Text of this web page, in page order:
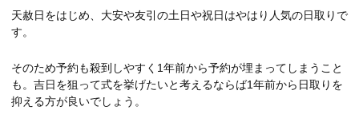
天赦日をはじめ、大安や友引の土日や祝日はやはり人気の日取りで
す。
そのため予約も殺到しやすく1年前から予約が埋まってしまうこと
も。吉日を狙って式を挙げたいと考えるならば1年前から日取りを
抑える方が良いでしょう。